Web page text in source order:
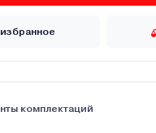
комплектаций